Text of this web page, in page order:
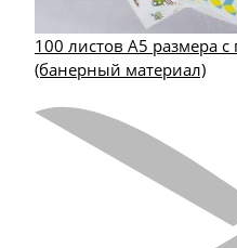
100 листов А5 размера
(банерный материал)